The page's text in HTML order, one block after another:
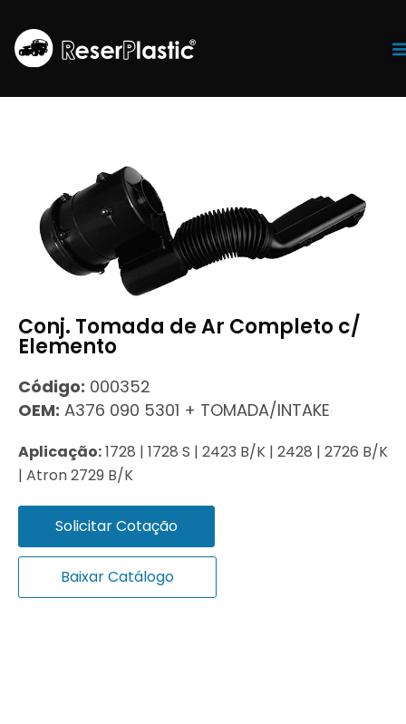
Conj. Tomada de Ar Completo c/
Elemento
Código: 000352
OEM: A376 090 5301 + TOMADA/INTAKE
Aplicação:1728 | 1728 S | 2423 B/K | 2428 | 2726 B/K
| Atron 2729 B/K
Solicitar Cotação
Baixar Catálogo